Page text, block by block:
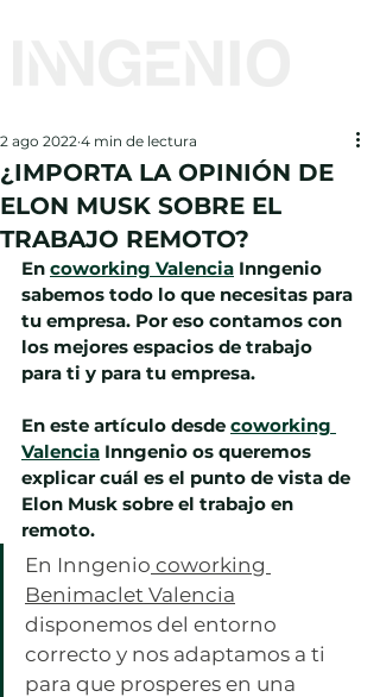
¿IMPORTA LA OPINIÓN DE
ELON MUSK SOBRE EL
TRABAJO REMOTO?
2 ago 2022 4 min de lectura
En coworking Valencia Inngenio
sabemos todo lo que necesitas para
tu empresa. Por eso contamos con
los mejores espacios de trabajo
para ti y para tu empresa.
En este artículo desde coworking
Valencia Inngenio os queremos
explicar cuál es el punto de vista de
Elon Musk sobre el trabajo en
remoto.
En Inngenio coworking
Benimaclet Valencia
disponemos del entorno
correcto y nos adaptamos a ti
para que prosperes en una